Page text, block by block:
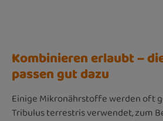
Kombinieren erlaubt –
passen gut dazu
Einige Mikronährstoffe werden oft
Tribulus terrestris verwendet, zum